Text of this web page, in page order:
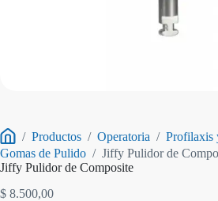
Inicio
/ Productos / Operatoria / Profilaxis
Gomas de Pulido / Jiffy Pulidor de
Jiffy Pulidor de Composite
$ 8.500,00